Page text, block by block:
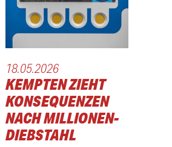
18.05.2026
KEMPTEN ZIEHT
KONSEQUENZEN
NACH MILLIONEN-
DIEBSTAHL